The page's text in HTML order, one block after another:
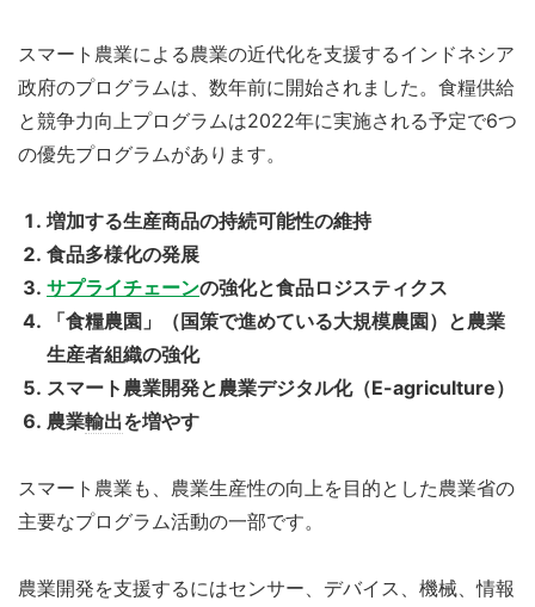
スマート農業による農業の近代化を支援するインドネシア
政府のプログラムは、数年前に開始されました。食糧供給
と競争力向上プログラムは2022年に実施される予定で6つ
の優先プログラムがあります。
増加する生産商品の持続可能性の維持
食品多様化の発展
サプライチェーンの強化と食品ロジスティクス
「食糧農園」（国策で進めている大規模農園）と農業
生産者組織の強化
スマート農業開発と農業デジタル化（E-agriculture）
農業輸出を増やす
スマート農業も、農業生産性の向上を目的とした農業省の
主要なプログラム活動の一部です。
農業開発を支援するにはセンサー、デバイス、機械、情報